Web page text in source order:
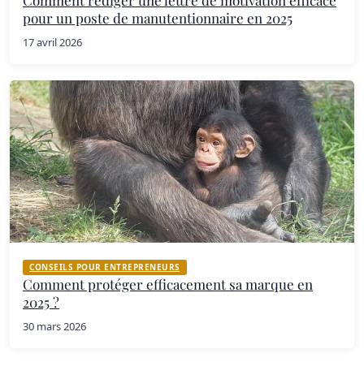
pour un poste de manutentionnaire en 2025
17 avril 2026
CONSEILS POUR ENTREPRENEURS
Comment protéger efficacement sa marque en
2025 ?
30 mars 2026